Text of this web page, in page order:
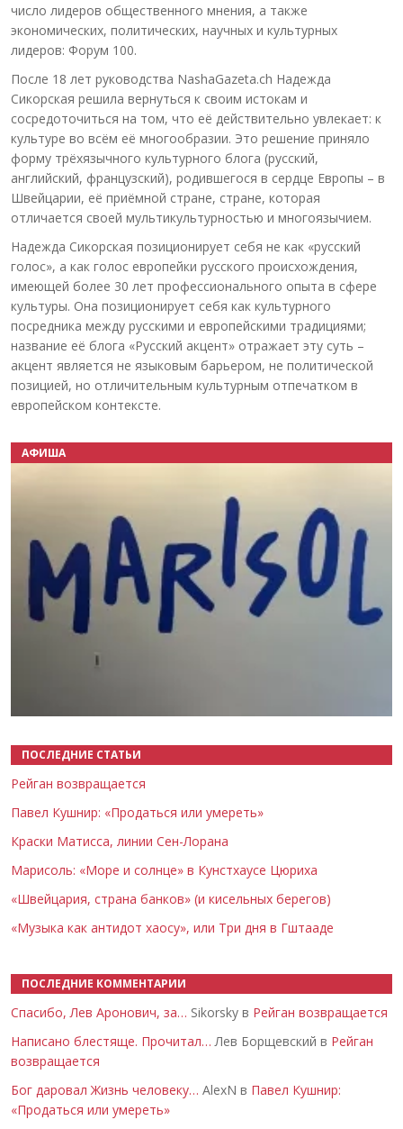
число лидеров общественного мнения, а также
экономических, политических, научных и культурных
лидеров: Форум 100.
После 18 лет руководства NashaGazeta.ch Надежда
Сикорская решила вернуться к своим истокам и
сосредоточиться на том, что её действительно увлекает: к
культуре во всём её многообразии. Это решение приняло
форму трёхязычного культурного блога (русский,
английский, французский), родившегося в сердце Европы – в
Швейцарии, её приёмной стране, стране, которая
отличается своей мультикультурностью и многоязычием.
Надежда Сикорская позиционирует себя не как «русский
голос», а как голос европейки русского происхождения,
имеющей более 30 лет профессионального опыта в сфере
культуры. Она позиционирует себя как культурного
посредника между русскими и европейскими традициями;
название её блога «Русский акцент» отражает эту суть –
акцент является не языковым барьером, не политической
позицией, но отличительным культурным отпечатком в
европейском контексте.
АФИША
ПОСЛЕДНИЕ СТАТЬИ
Рейган возвращается
Павел Кушнир: «Продаться или умереть»
Краски Матисса, линии Сен-Лорана
Марисоль: «Море и солнце» в Кунстхаусе Цюриха
«Швейцария, страна банков» (и кисельных берегов)
«Музыка как антидот хаосу», или Три дня в Гштааде
ПОСЛЕДНИЕ КОММЕНТАРИИ
Спасибо, Лев Аронович, за… Sikorsky в Рейган возвращается
Написано блестяще. Прочитал… Лев Борщевский в Рейган
возвращается
Бог даровал Жизнь человеку… AlexN в Павел Кушнир:
«Продаться или умереть»